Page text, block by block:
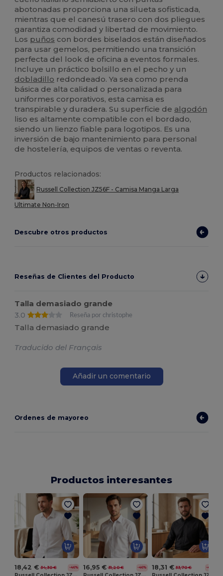
abotonadas proporciona una silueta sofisticada,
mientras que el canesú trasero con dos pliegues
garantiza comodidad y libertad de movimiento.
Los puños con bordes biselados están diseñados
para usar gemelos, permitiendo una transición
perfecta del look de oficina a eventos formales.
Incluye un práctico bolsillo en el pecho y un
dobladillo redondeado. Ya sea como prenda
básica de alta calidad o personalizada para
uniformes corporativos, esta camisa es
transpirable y duradera. Su superficie de algodón
liso es altamente compatible con el bordado,
siendo un lienzo fiable para logotipos. Es una
inversión de bajo mantenimiento para personal
de hostelería, equipos de ventas o reventa.
Productos relacionados:
Russell Collection JZ56F - Camisa Manga Larga
Ultimate Non-Iron
Descubre otros productos
Reseñas de Clientes del Producto
Talla demasiado grande
3.0
Reseña por christophe
Talla demasiado grande
Traducido del Français
Añadir un comentario
Ordenes de mayoreo
Productos interesantes
18,42 € 34,30 € -46% 16,95 € 31,20 € -46% 18,31 € 33,70 € -46%